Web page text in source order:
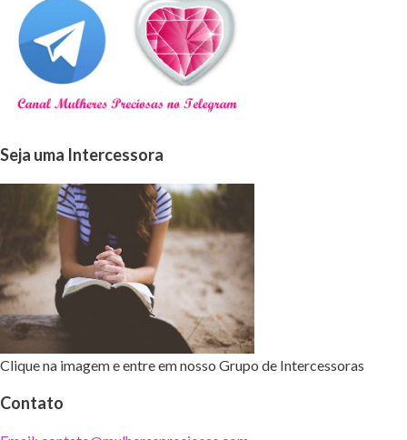
Seja uma Intercessora
Clique na imagem e entre em nosso Grupo de Intercessoras
Contato